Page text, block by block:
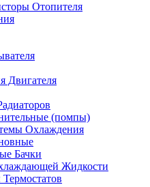
Отопителя
Двигателя
(помпы)
Охлаждения
Бачки
Жидкости